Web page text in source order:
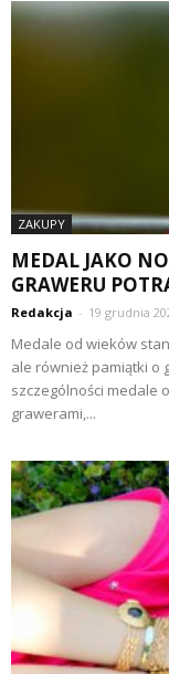
ZAKUPY
MEDAL JAKO
GRAWERU
Redakcja - 19 grudnia
Medale od wieków
ale również pamiątki o
szczególności medale
grawerami,...